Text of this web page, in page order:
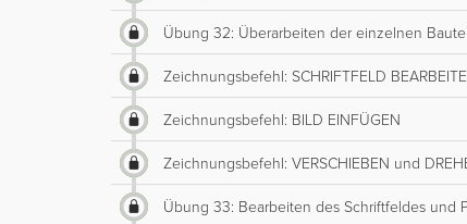
Übung 32: Überarbeiten der einzelnen
Zeichnungsbefehl: SCHRIFTFELD
Zeichnungsbefehl: BILD EINFÜGEN
Zeichnungsbefehl: VERSCHIEBEN und
Übung 33: Bearbeiten des Schriftfeldes und